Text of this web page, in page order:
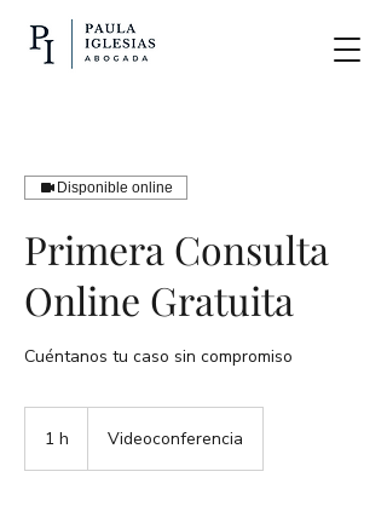
Disponible online
Primera Consulta
Online Gratuita
Cuéntanos tu caso sin compromiso
1 h Videoconferencia